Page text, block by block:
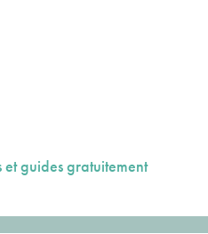
guides gratuitement